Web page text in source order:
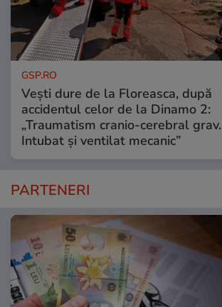
GSP.RO
Vești dure de la Floreasca, după
accidentul celor de la Dinamo 2:
„Traumatism cranio-cerebral grav.
Intubat și ventilat mecanic”
PARTENERI